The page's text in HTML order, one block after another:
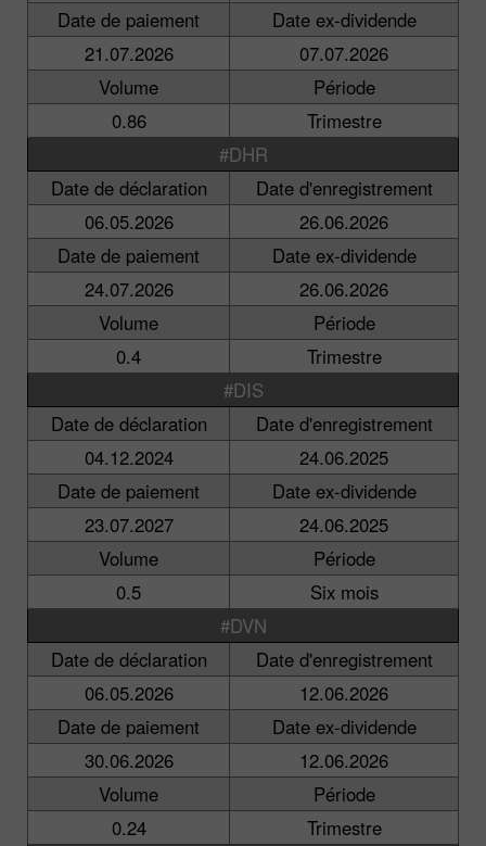
Date de paiement
Date ex-dividende
21.07.2026
07.07.2026
Volume
Période
0.86
Trimestre
#DHR
Date de déclaration
Date d'enregistrement
06.05.2026
26.06.2026
Date de paiement
Date ex-dividende
24.07.2026
26.06.2026
Volume
Période
0.4
Trimestre
#DIS
Date de déclaration
Date d'enregistrement
04.12.2024
24.06.2025
Date de paiement
Date ex-dividende
23.07.2027
24.06.2025
Volume
Période
0.5
Six mois
#DVN
Date de déclaration
Date d'enregistrement
06.05.2026
12.06.2026
Date de paiement
Date ex-dividende
30.06.2026
12.06.2026
Volume
Période
0.24
Trimestre